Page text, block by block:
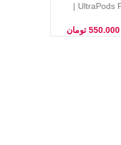
ایرپاد شیشه ای UltraPods Pro |
550.000 تومان